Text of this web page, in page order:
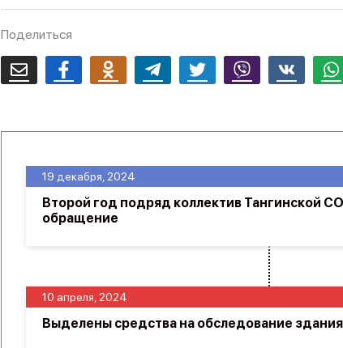
Поделиться
Email FacebookOdnoklassnikiTelegram Twitter Viber
10 апреля, 2024
Выделены средства на обследование
19 декабря, 2024
Второй год подряд коллектив Тангинской
обращение